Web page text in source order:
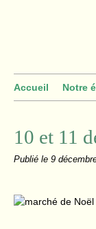
Accueil Notre
10 et 11
Publié le 9